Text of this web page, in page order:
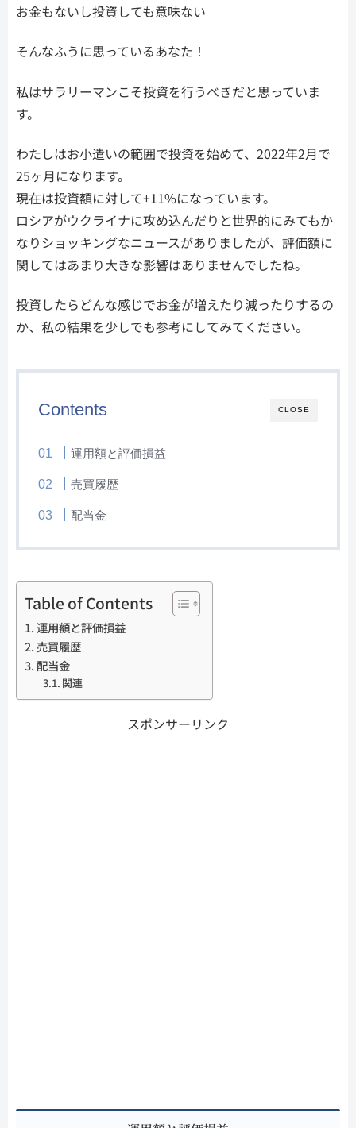
お金もないし投資しても意味ない
そんなふうに思っているあなた！
私はサラリーマンこそ投資を行うべきだと思っていま
す。
わたしはお小遣いの範囲で投資を始めて、2022年2月で
25ヶ月になります。
現在は投資額に対して+11%になっています。
ロシアがウクライナに攻め込んだりと世界的にみてもか
なりショッキングなニュースがありましたが、評価額に
関してはあまり大きな影響はありませんでしたね。
投資したらどんな感じでお金が増えたり減ったりするの
か、私の結果を少しでも参考にしてみてください。
CLOSE
Contents
運用額と評価損益
売買履歴
配当金
Table of Contents
運用額と評価損益
売買履歴
配当金
関連
スポンサーリンク